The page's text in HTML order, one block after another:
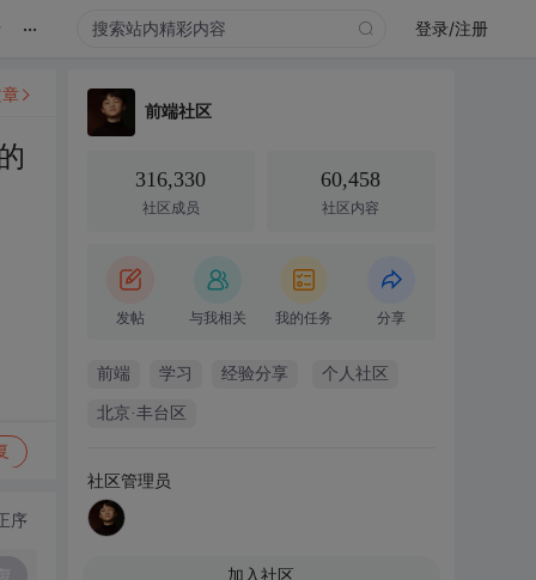
... 登录/注册
序
前端社区
316,330
社区成员
60,458
社区内容
发帖 与我相关 我的任务 分享
前端 学习 经验分享 个人社区
北京·丰台区
社区管理员
加入社区